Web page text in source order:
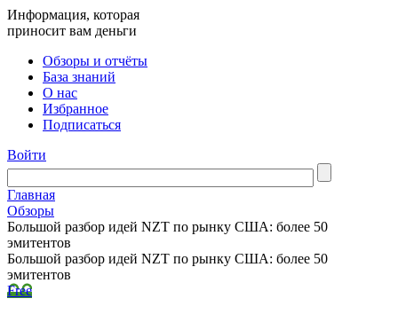
Информация, которая
приносит вам деньги
Обзоры и отчёты
База знаний
О нас
Избранное
Подписаться
Войти
Главная
Обзоры
Большой разбор идей NZT по рынку США: более 50
эмитентов
Большой разбор идей NZT по рынку США: более 50
эмитентов
Free